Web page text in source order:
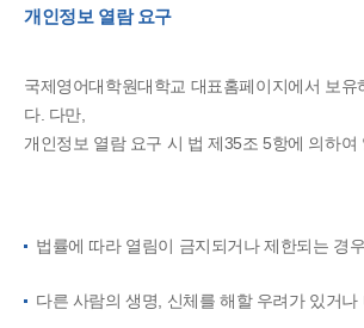
개인정보 열람 요구
국제영어대학원대학교 대표홈페이지에서 보
다. 다만,
개인정보 열람 요구 시 법 제35조 5항에 의하
법률에 따라 열림이 금지되거나 제한되는 경우
다른 사람의 생명, 신체를 해할 우려가 있거